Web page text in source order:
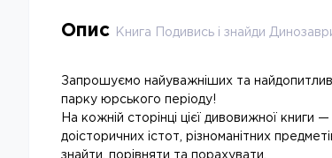
Опис Книга Подивись і знайди
Запрошуємо найуважніших та
парку юрського періоду!
На кожній сторінці цієї дивовижної книги
доісторичних істот, різноманітних
знайти, порівняти та порахувати.